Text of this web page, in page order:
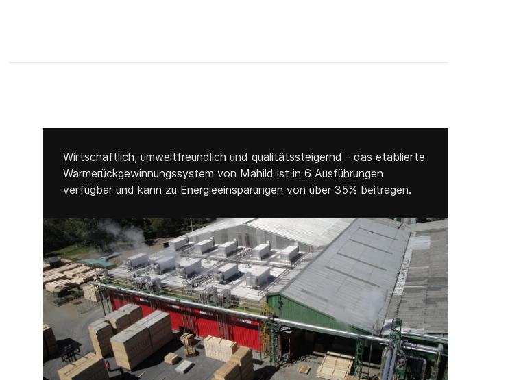
Wirtschaftlich, umweltfreundlich und qualitätssteigernd - das etablierte
Wärmerückgewinnungssystem von Mahild ist in 6 Ausführungen
verfügbar und kann zu Energieeinsparungen von über 35% beitragen.